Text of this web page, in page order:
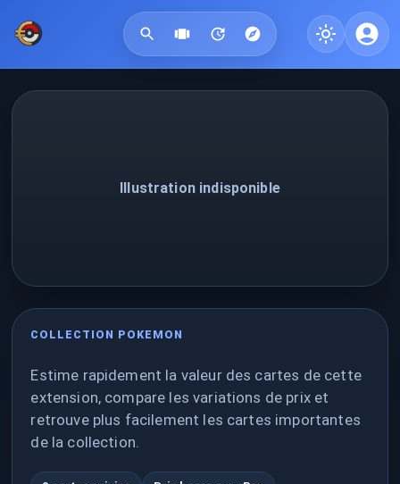
Illustration indisponible
COLLECTION POKEMON
Estime rapidement la valeur des cartes de cette
extension, compare les variations de prix et
retrouve plus facilement les cartes importantes
de la collection.